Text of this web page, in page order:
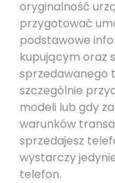
oryginalność
przygotować
podstawowe
kupującym oraz
sprzedawanego
szczególnie
modeli lub gdy
warunków
sprzedajesz
wystarczy
telefon.